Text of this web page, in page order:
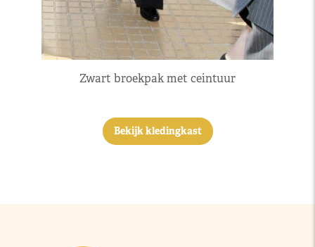
Zwart broekpak met ceintuur
Bekijk kledingkast